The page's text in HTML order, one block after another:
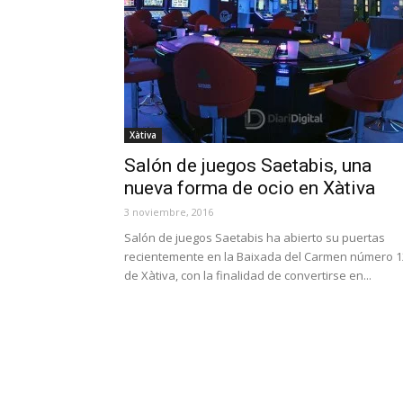
Xàtiva
Salón de juegos Saetabis, una
nueva forma de ocio en Xàtiva
3 noviembre, 2016
Salón de juegos Saetabis ha abierto su puertas
recientemente en la Baixada del Carmen número
de Xàtiva, con la finalidad de convertirse en...